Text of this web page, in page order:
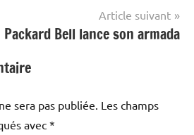
Article suivant
Bell lance son armada
sera pas publiée. Les champs
avec *